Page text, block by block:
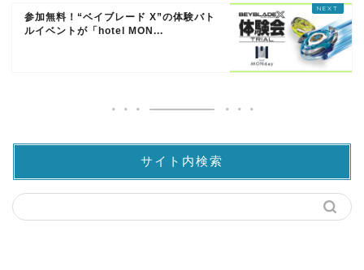
参加無料！“ベイブレード X”の体験バト
ルイベントが「hotel MON...
サイト内検索